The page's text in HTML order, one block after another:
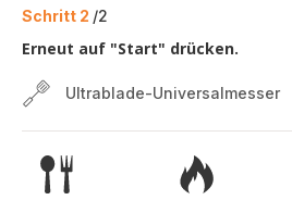
Schritt 2 /2
Erneut auf "Start" drücken.
Ultrablade-Universalmesser